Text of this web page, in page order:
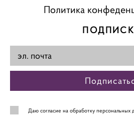
Политика
Даю согласие на обработку персональных